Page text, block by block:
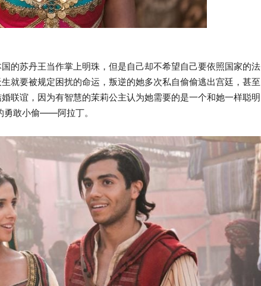
的苏丹王当作掌上明珠，但是自己却不希望自己要依照国家的法
就要被规定困扰的命运，叛逆的她多次私自偷偷逃出宫廷，甚至
联谊，因为有智慧的茉莉公主认为她需要的是一个和她一样聪明
勇敢小偷——阿拉丁。